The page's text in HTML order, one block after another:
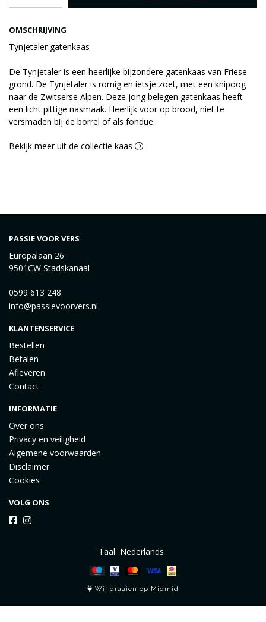
OMSCHRIJVING
Tynjetaler gatenkaas
De Tynjetaler is een heerlijke bijzondere gatenkaas van Friese
grond. De Tynjetaler is romig en ietsje zoet, met een knipoog
naar de Zwitserse Alpen. Deze jong belegen gatenkaas heeft
een licht pittige nasmaak. Heerlijk voor op brood, niet te
versmaden bij de borrel of als fondue.
Bekijk meer uit de collectie kaas
PASSIE VOOR VERS
Europalaan 26
9501CW Stadskanaal
0599 613 248
info@passievoorvers.nl
KLANTENSERVICE
Bestellen
Betalen
Afleveren
Contact
INFORMATIE
Over ons
Privacy en veiligheid
Algemene voorwaarden
Disclaimer
Cookies
VOLG ONS
Taal
Wij draaien op Midmid